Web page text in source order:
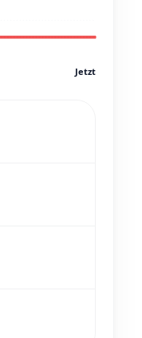
Jetzt